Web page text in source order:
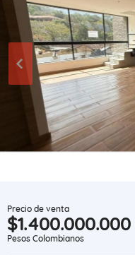
Precio de venta
$1.400.000.000
Pesos Colombianos